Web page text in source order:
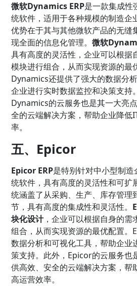
微软Dynamics ERP是一款集成性
统软件，适用于各种规模的制造
优势在于其与其他微软产品的无缝
现全面的信息化管理。微软
具有高度的灵活性，企业可以根据
模块进行组合，从而实现资源的最
Dynamics还提供了强大的数据分
企业进行实时数据监控和决策支持
Dynamics的云服务也是其一大亮
全的云端解决方案，帮助企业降低
率。
五、Epicor
Epicor ERP是特别针对中小型制造
统软件，具有高度的灵活性和可扩
统涵盖了从采购、生产、库存管理
节，具有高度的集成性和灵活性。
块化设计，企业可以根据自身的需
组合，从而实现资源的最优配置。
数据分析和可视化工具，帮助企业
策支持。此外，Epicor的云服务也
供高效、安全的云端解决方案，帮
高运营效率。